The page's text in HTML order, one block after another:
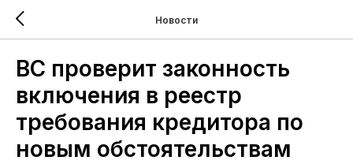
Новости
ВС проверит законность
включения в реестр
требования кредитора по
новым обстоятельствам